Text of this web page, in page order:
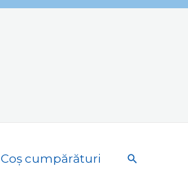
Coș cumpărături Search